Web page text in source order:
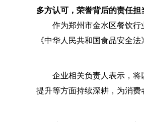
多方认可，荣誉背后的责任担
作为郑州市金水区餐饮行业
《中华人民共和国食品安全
企业相关负责人表示，将以
提升等方面持续深耕，为消费